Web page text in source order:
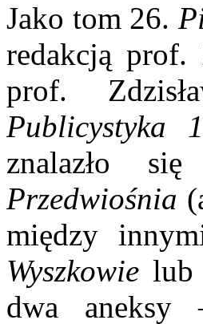
Jako tom 26.
redakcją prof.
prof.
Publicystyka
znalazło
Przedwiośnia
między
Wyszkowie lub
dwa